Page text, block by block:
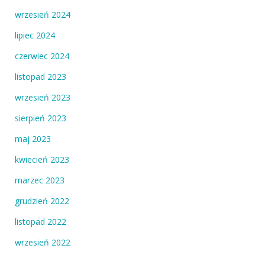
wrzesień 2024
lipiec 2024
czerwiec 2024
listopad 2023
wrzesień 2023
sierpień 2023
maj 2023
kwiecień 2023
marzec 2023
grudzień 2022
listopad 2022
wrzesień 2022